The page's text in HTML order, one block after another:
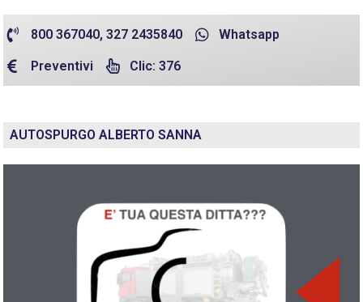
800 367040, 327 2435840 Whatsapp
Preventivi Clic: 376
AUTOSPURGO ALBERTO SANNA